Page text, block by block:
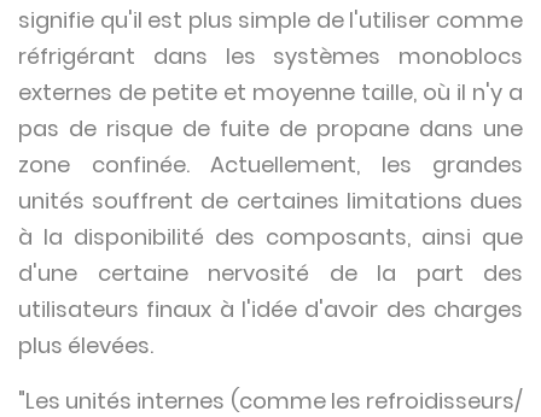
signifie qu'il est plus simple de l'utiliser comme
réfrigérant dans les systèmes monoblocs
externes de petite et moyenne taille, où il n'y a
pas de risque de fuite de propane dans une
zone confinée. Actuellement, les grandes
unités souffrent de certaines limitations dues
à la disponibilité des composants, ainsi que
d'une certaine nervosité de la part des
utilisateurs finaux à l'idée d'avoir des charges
plus élevées.
"Les unités internes (comme les refroidisseurs/